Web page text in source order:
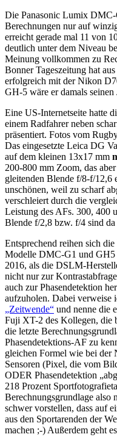
Die Panasonic Lumix
Berechnungen nur auf
erreicht gerade mal 11 von
deutlich unter dem Niveau
Meinung vollkommen zu
Bonner Tageszeitung hat
erfolgreich mit der Nikon
GH-5 wäre er damals seinen
Eine US-Internetseite hatte
einem Radfahrer neben
präsentiert. Fotos vom
Das eingesetzte Leica DG
auf dem kleinen 13x17 mm
200-800 mm Zoom, das
gleitenden Blende f/8-f/12,6
unschönen, weil zu scharf
verschleiert durch die
Leistung des AFs. 300, 400
Blende f/2,8 bzw. f/4 sind
Entsprechend reihen sich
Modelle DMC-G1 und GH5
2016, als die DSLM-
nicht nur zur
auch zur Phasendetektion
aufzuholen. Dabei verweise
„Zeitwende“ und nenne die
Fuji XT-2 des Kollegen, die
die letzte
Phasendetektions-AF zu
gleichen Formel wie bei
Sensoren (Pixel, die vom
ODER Phasendetektion
218 Prozent
Berechnungsgrundlage also
schwer vorstellen, dass auf
aus den Sportarenden der
machen ;-) Außerdem geht